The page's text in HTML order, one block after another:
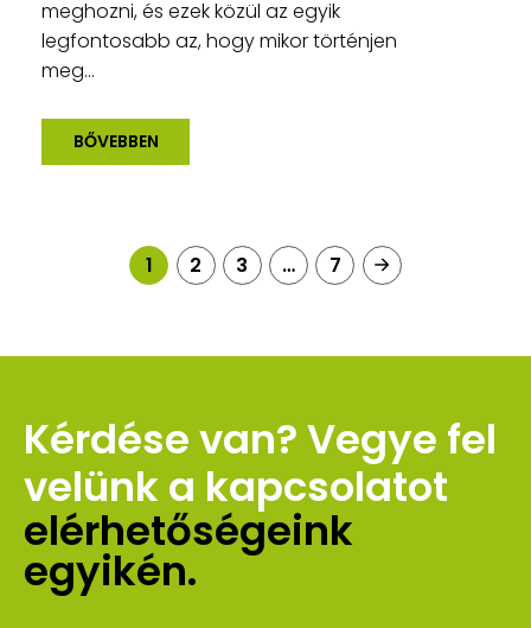
meghozni, és ezek közül az egyik
legfontosabb az, hogy mikor történjen
meg...
BŐVEBBEN
1 2 3 … 7
Kérdése van? Vegye fel
velünk a kapcsolatot
elérhetőségeink
egyikén.